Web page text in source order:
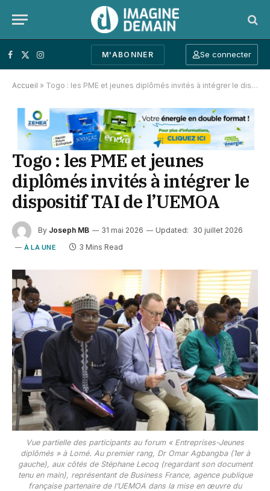
Facebook
X (Twitter)
Instagram
M'ABONNER Se connecter
Accueil » Togo : les PME et jeunes diplômés invités à intégrer le dispositif TAI de l’UEMOA
Togo : les PME et jeunes
diplômés invités à intégrer le
dispositif TAI de l’UEMOA
By Joseph MB 31 mai 2026 Updated: 30 juillet 2026
À LA UNE 3 Mins Read
Vue partielle des participants au forum « Entreprises-Jeunes
diplômés » à Lomé. Au premier rang, Dr Omar Agbangba (1er à
gauche), aux côtés de Stéphane Lecoq (regardant son document
tenu en main), représentant de Business France, agence publique
française partenaire de l’UEMOA dans la mise en œuvre du